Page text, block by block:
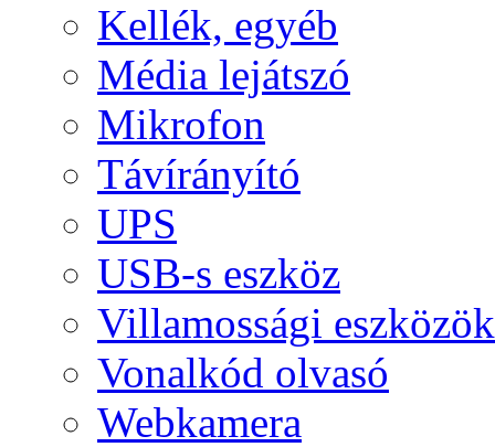
Kellék, egyéb
Média lejátszó
Mikrofon
Távírányító
UPS
USB-s eszköz
Villamossági eszközök
Vonalkód olvasó
Webkamera